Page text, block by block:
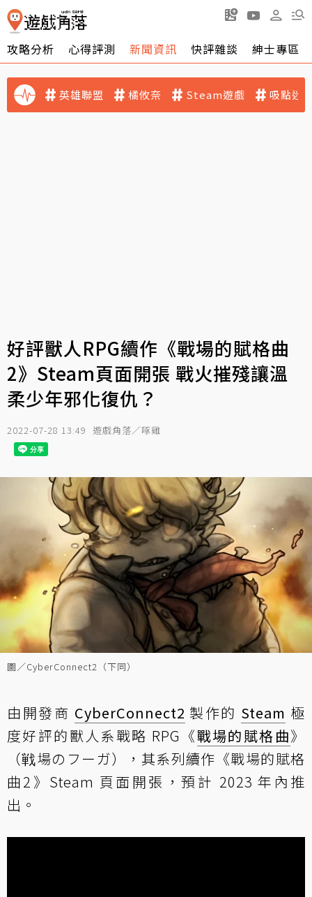
攻略分析 心得評測 新聞資訊 快評雜談 紳士專區
英雄聯盟 橘攸奈 Steam遊戲 吸點迷
好評獸人RPG續作《戰場的賦格曲
2》Steam頁面開張 戰火摧殘讓溫
柔少年邪化復仇？
2022-07-28 13:49 遊戲角落／啄雞
圖／CyberConnect2（下同）
由開發商 CyberConnect2 製作的 Steam 極
度好評的獸人系戰略 RPG《戰場的賦格曲》
（戦場のフーガ），其系列續作《戰場的賦格
曲2》Steam 頁面開張，預計 2023 年內推
出。